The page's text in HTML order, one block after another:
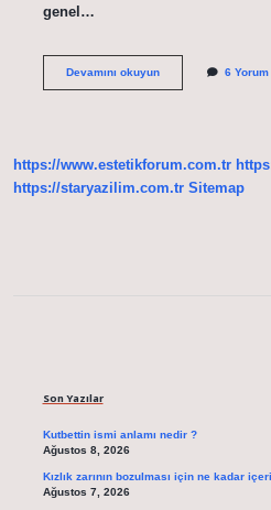
genel…
Devamını okuyunMerkür
6 Yorum
https://www.estetikforum.com.tr
https://staryazilim.com.tr Sitemap
Son Yazılar
Kutbettin ismi anlamı nedir ?
Ağustos 8, 2026
Kızlık zarının bozulması için ne kadar
Ağustos 7, 2026